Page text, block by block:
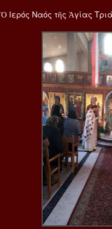
Ὁ Ιερός Ναός τῆς Ἁγίας